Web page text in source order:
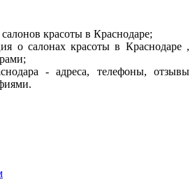
красоты в Краснодаре;
о салонах красоты в Краснодаре ,
- адреса, телефоны, отзывы